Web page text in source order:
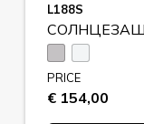
L188S
PRICE
€ 154,00